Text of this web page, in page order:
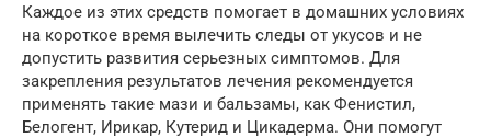
Каждое из этих средств помогает в домашних условиях
на короткое время вылечить следы от укусов и не
допустить развития серьезных симптомов. Для
закрепления результатов лечения рекомендуется
применять такие мази и бальзамы, как Фенистил,
Белогент, Ирикар, Кутерид и Цикадерма. Они помогут